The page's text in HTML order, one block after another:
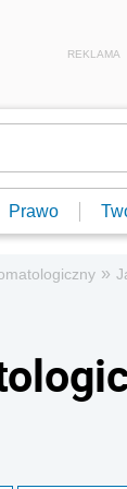
REKLAMA
Prawo
»